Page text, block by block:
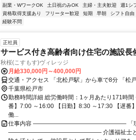
副業・WワークOK
土日祝のみOK 主婦・主夫歓迎 週1シ
資格取得支援あり
フリーター歓迎 短期 早朝 シフト自由
経験不問
正社員
サービス付き高齢者向け住宅の施設長
秋桜(こすもす)ヴィレッジ
月給330,000円～400,000円
交通・アクセス 「北松戸駅」から車で8分 「松
千葉県松戸市
勤務時間詳細 総労働時間：1ヶ月あたり171時
番】7:00 ～16:00 【日勤】8:30 ～17:30 【遅
働...
仕事内容 ———————————————— 「現場経
———————————————— 介護福祉士として